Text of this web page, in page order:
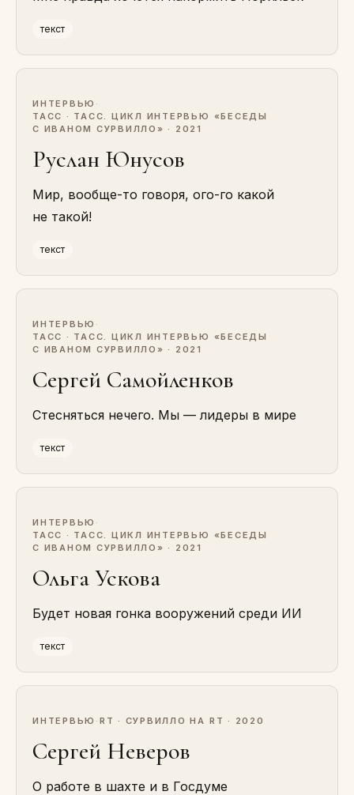
текст
ИНТЕРВЬЮ ·
ТАСС · ТАСС. ЦИКЛ ИНТЕРВЬЮ «БЕСЕДЫ
С ИВАНОМ СУРВИЛЛО» · 2021
Руслан Юнусов
Мир, вообще-то говоря, ого-го какой
не такой!
текст
ИНТЕРВЬЮ ·
ТАСС · ТАСС. ЦИКЛ ИНТЕРВЬЮ «БЕСЕДЫ
С ИВАНОМ СУРВИЛЛО» · 2021
Сергей Самойленков
Стесняться нечего. Мы — лидеры в мире
текст
ИНТЕРВЬЮ ·
ТАСС · ТАСС. ЦИКЛ ИНТЕРВЬЮ «БЕСЕДЫ
С ИВАНОМ СУРВИЛЛО» · 2021
Ольга Ускова
Будет новая гонка вооружений среди ИИ
текст
ИНТЕРВЬЮ · RT · СУРВИЛЛО НА RT · 2020
Сергей Неверов
О работе в шахте и в Госдуме